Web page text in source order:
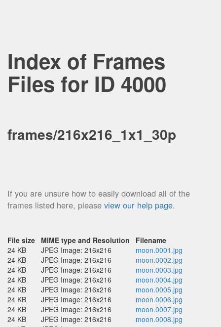
Index of Frames
Files for ID 4000
frames/216x216_1x1_30p
If you are unsure how to easily download all of the
frames listed here, please view our help page.
File size MIME type and Resolution Filename
24 KB
JPEG Image: 216x216
moon.0001.jpg
24 KB
JPEG Image: 216x216
moon.0002.jpg
24 KB
JPEG Image: 216x216
moon.0003.jpg
24 KB
JPEG Image: 216x216
moon.0004.jpg
24 KB
JPEG Image: 216x216
moon.0005.jpg
24 KB
JPEG Image: 216x216
moon.0006.jpg
24 KB
JPEG Image: 216x216
moon.0007.jpg
24 KB
JPEG Image: 216x216
moon.0008.jpg